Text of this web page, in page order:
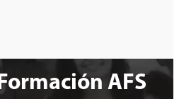
AFS